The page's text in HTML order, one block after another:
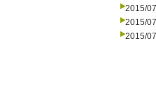
2015/
2015/
2015/